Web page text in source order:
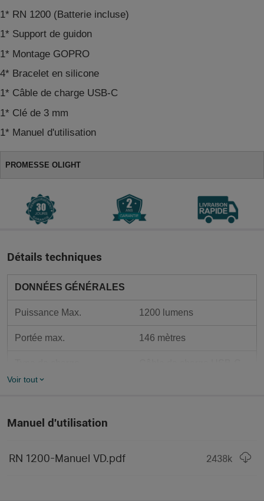
1* RN 1200 (Batterie incluse)
1* Support de guidon
1* Montage GOPRO
4* Bracelet en silicone
1* Câble de charge USB-C
1* Clé de 3 mm
1* Manuel d'utilisation
PROMESSE OLIGHT
Détails techniques
DONNÉES GÉNÉRALES
Puissance Max. 1200 lumens
Portée max. 146 mètres
Piles compatibles
Voir tout
Manuel d'utilisation
RN 1200-Manuel VD.pdf 2438k